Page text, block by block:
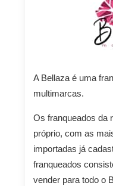
A Bellaza é uma
multimarcas.
Os franqueados da
próprio, com as
importadas já
franqueados
vender para todo o